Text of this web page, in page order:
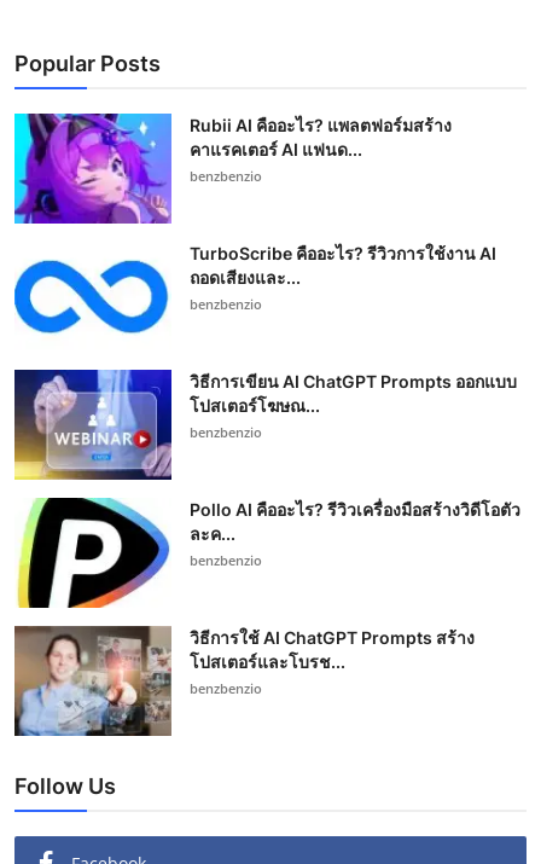
Popular Posts
Rubii AI คืออะไร? แพลตฟอร์มสร้าง
คาแรคเตอร์ AI แฟนด...
benzbenzio
TurboScribe คืออะไร? รีวิวการใช้งาน AI
ถอดเสียงและ...
benzbenzio
วิธีการเขียน AI ChatGPT Prompts ออกแบบ
โปสเตอร์โฆษณ...
benzbenzio
Pollo AI คืออะไร? รีวิวเครื่องมือสร้างวิดีโอตัว
ละค...
benzbenzio
วิธีการใช้ AI ChatGPT Prompts สร้าง
โปสเตอร์และโบรช...
benzbenzio
Follow Us